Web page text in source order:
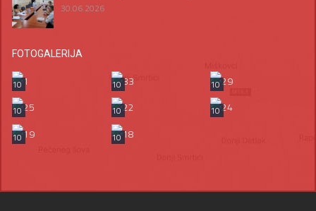
30.06.2026
FOTOGALERIJA
10 10
10
10
10
10
10
10